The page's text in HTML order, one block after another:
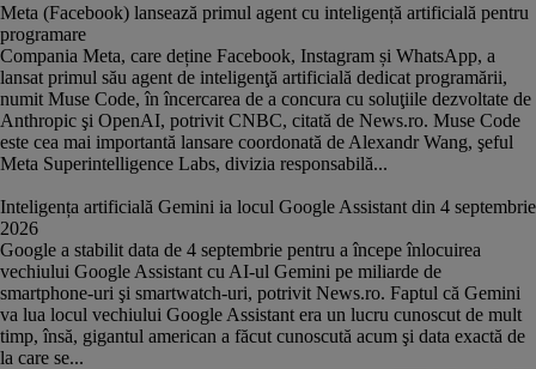
Meta (Facebook) lansează primul agent cu inteligență artificială pentru
programare
Compania Meta, care deține Facebook, Instagram și WhatsApp, a
lansat primul său agent de inteligenţă artificială dedicat programării,
numit Muse Code, în încercarea de a concura cu soluţiile dezvoltate de
Anthropic şi OpenAI, potrivit CNBC, citată de News.ro. Muse Code
este cea mai importantă lansare coordonată de Alexandr Wang, şeful
Meta Superintelligence Labs, divizia responsabilă...
Inteligența artificială Gemini ia locul Google Assistant din 4 septembrie
2026
Google a stabilit data de 4 septembrie pentru a începe înlocuirea
vechiului Google Assistant cu AI-ul Gemini pe miliarde de
smartphone-uri şi smartwatch-uri, potrivit News.ro. Faptul că Gemini
va lua locul vechiului Google Assistant era un lucru cunoscut de mult
timp, însă, gigantul american a făcut cunoscută acum şi data exactă de
la care se...